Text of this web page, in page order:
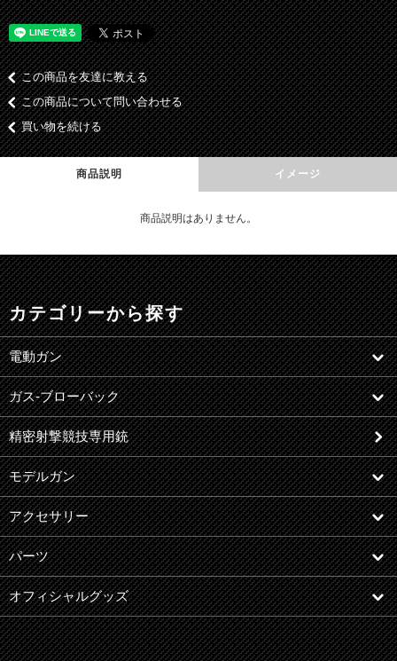
この商品を友達に教える
この商品について問い合わせる
買い物を続ける
商品説明 イメージ
商品説明はありません。
カテゴリーから探す
電動ガン
ガス-ブローバック
精密射撃競技専用銃
モデルガン
アクセサリー
パーツ
オフィシャルグッズ